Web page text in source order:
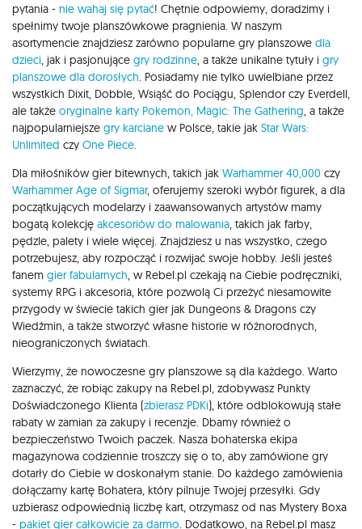
pytania - nie wahaj się pytać! Chętnie odpowiemy, doradzimy i
spełnimy twoje planszówkowe pragnienia. W naszym
asortymencie znajdziesz zarówno popularne gry planszowe dla
dzieci , jak i pasjonujące gry rodzinne , a także unikalne tytuły i gry
planszowe dla dorosłych . Posiadamy nie tylko uwielbiane przez
wszystkich Dixit, Dobble, Wsiąść do Pociągu, Splendor czy Everdell,
ale także oryginalne karty Pokemon, Magic: The Gathering , a także
najpopularniejsze gry karciane w Polsce, takie jak Star Wars:
Unlimited czy One Piece
Dla miłośników gier bitewnych, takich jak Warhammer 40,000 czy
Warhammer Age of Sigmar, oferujemy szeroki wybór figurek, a dla
początkujących modelarzy i zaawansowanych artystów mamy
bogatą kolekcję akcesoriów do malowania , takich jak farby,
pędzle, palety i wiele więcej. Znajdziesz u nas wszystko, czego
potrzebujesz, aby rozpocząć i rozwijać swoje hobby. Jeśli jesteś
fanem gier fabularnych , w Rebel.pl czekają na Ciebie podręczniki,
systemy RPG i akcesoria, które pozwolą Ci przeżyć niesamowite
przygody w świecie takich gier jak Dungeons & Dragons czy
Wiedźmin, a także stworzyć własne historie w różnorodnych,
nieograniczonych światach.
Wierzymy, że nowoczesne gry planszowe są dla każdego. Warto
zaznaczyć, że robiąc zakupy na Rebel.pl, zdobywasz Punkty
Doświadczonego Klienta (zbierasz PDKi), które odblokowują stałe
rabaty w zamian za zakupy i recenzje. Dbamy również o
bezpieczeństwo Twoich paczek. Nasza bohaterska ekipa
magazynowa codziennie troszczy się o to, aby zamówione gry
dotarły do Ciebie w doskonałym stanie. Do każdego zamówienia
dołączamy kartę Bohatera, który pilnuje Twojej przesyłki. Gdy
uzbierasz odpowiednią liczbę kart, otrzymasz od nas Mystery Boxa
- pakiet gier całkowicie za darmo . Dodatkowo, na Rebel.pl masz